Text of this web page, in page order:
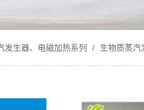
发生器、电磁加热系列 / 生物质蒸汽